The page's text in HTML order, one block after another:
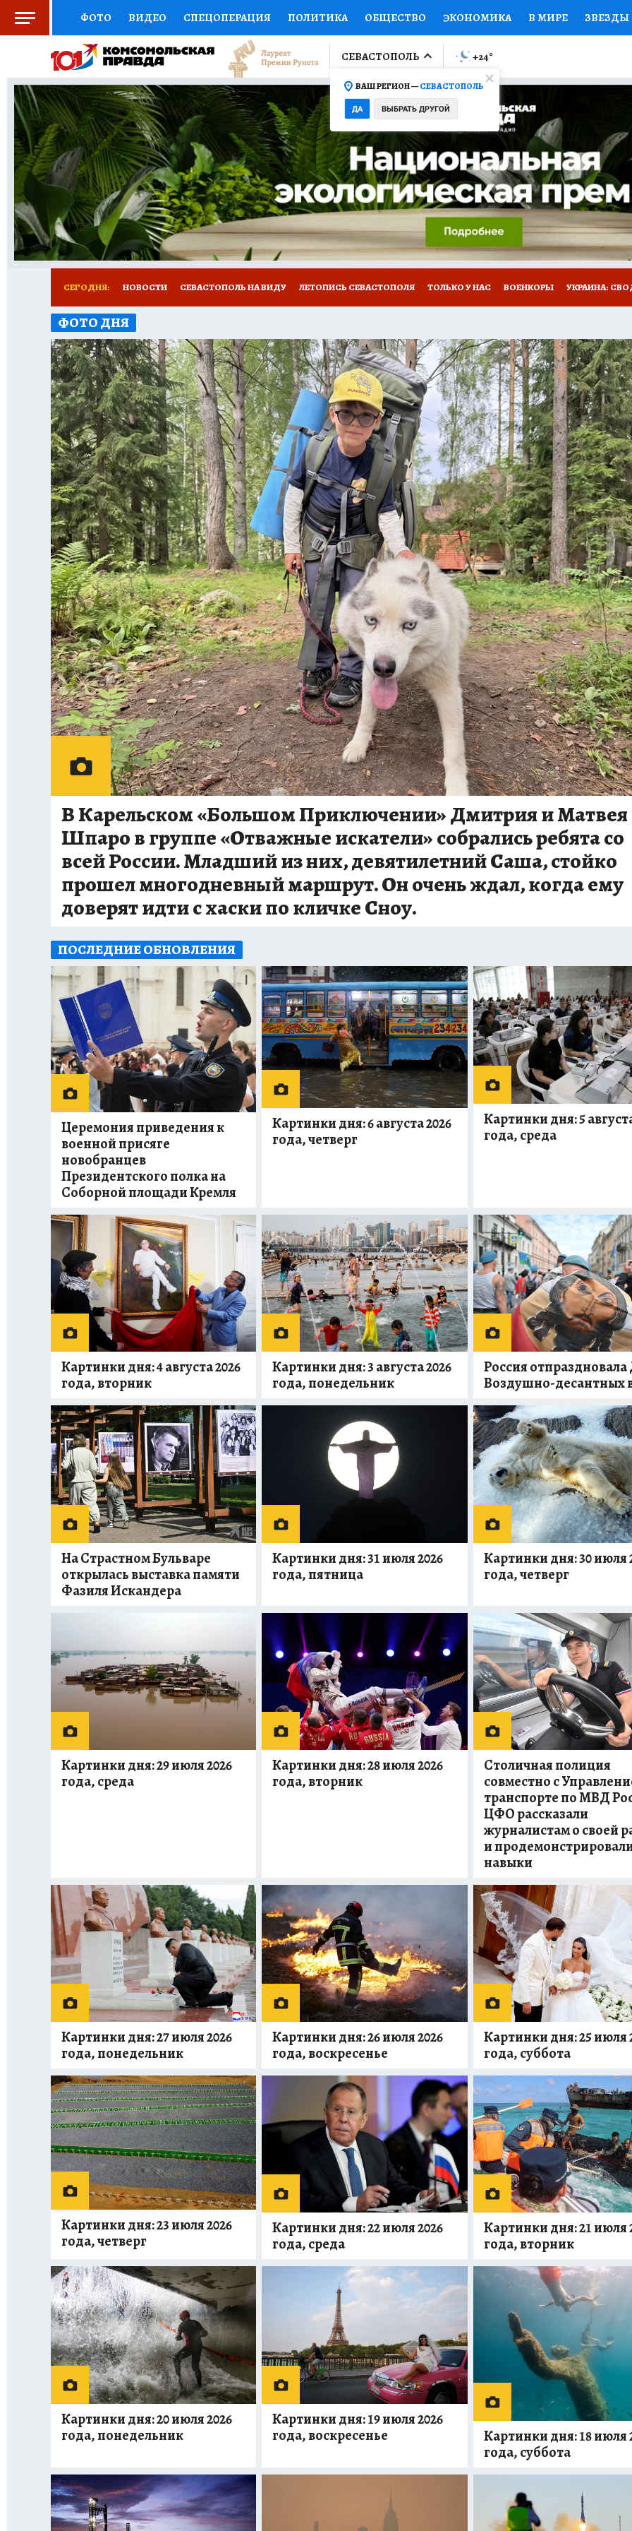
ФОТО ВИДЕО СПЕЦОПЕРАЦИЯ ПОЛИТИКА ОБЩЕСТВО ЭКОНОМИКА В МИРЕ ЗВЕЗДЫ
СОЦПОДДЕРЖКА НАУКА СПОРТ КОЛУМНИСТЫ ПРОИСШЕСТВИЯ
ВЫБОР ЭКСПЕРТОВ ДОКТОР ФИНАНСЫ ОТКРЫВАЕМ МИР Я ЗНАЮ СЕМЬЯ ЖЕНСКИЕ
КНИЖНАЯ ПОЛКА ПРОГНОЗЫ НА СПОРТ ПРОМОКОДЫ СЕРИАЛЫ СПЕЦПРОЕКТЫ
ПРЕСС-ЦЕНТР НЕДВИЖИМОСТЬ ТЕЛЕВИЗОР КОЛЛЕКЦИИ КОНКУРСЫ РАБОТА У НАС
РАДИО КП РЕКЛАМА ТЕСТЫ НОВОЕ НА САЙТЕ
СЕВАСТОПОЛЬ
ВАШ РЕГИОН —СЕВАСТОПОЛЬ
ДА ВЫБРАТЬ ДРУГОЙ
+24°
СЕГОДНЯ: НОВОСТИ СЕВАСТОПОЛЬ НА ВИДУ ЛЕТОПИСЬ СЕВАСТОПОЛЯ ТОЛЬКО У НАС ВОЕНКОРЫ УКРАИНА:
ЗАПОВЕДНАЯ РОССИЯ
ФОТО ДНЯ
В Карельском «Большом Приключении» Дмитрия и Матвея
Шпаро в группе «Отважные искатели» собрались ребята со
всей России. Младший из них, девятилетний Саша, стойко
прошел многодневный маршрут. Он очень ждал, когда ему
доверят идти с хаски по кличке Сноу.
ПОСЛЕДНИЕ ОБНОВЛЕНИЯ
Церемония приведения к
военной присяге
новобранцев
Президентского полка на
Соборной площади Кремля
Картинки дня: 6 августа 2026
года, четверг
Картинки дня: 5
года, среда
Картинки дня: 4 августа 2026
года, вторник
Картинки дня: 3 августа 2026
года, понедельник
Россия
Воздушно-десантных
На Страстном Бульваре
открылась выставка памяти
Фазиля Искандера
Картинки дня: 31 июля 2026
года, пятница
Картинки дня: 30 июля
года, четверг
Картинки дня: 29 июля 2026
года, среда
Картинки дня: 28 июля 2026
года, вторник
Столичная полиция
совместно с
транспорте по МВД
ЦФО рассказали
журналистам о своей
и
навыки
Картинки дня: 27 июля 2026
года, понедельник
Картинки дня: 26 июля 2026
года, воскресенье
Картинки дня: 25 июля
года, суббота
Картинки дня: 23 июля 2026
года, четверг
Картинки дня: 22 июля 2026
года, среда
Картинки дня: 21 июля
года, вторник
Картинки дня: 20 июля 2026
года, понедельник
Картинки дня: 19 июля 2026
года, воскресенье
Картинки дня: 18 июля
года, суббота